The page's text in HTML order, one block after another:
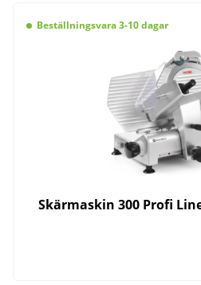
Beställningsvara 3-10 dagar
Skärmaskin 300 Profi